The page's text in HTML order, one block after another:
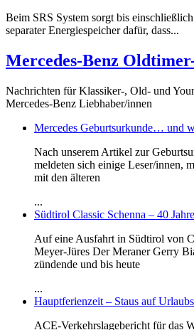
Beim SRS System sorgt bis
separater Energiespeicher dafür, dass...
Mercedes-Benz
Nachrichten für Klassiker-, Old- und
Mercedes-Benz Liebhaber/innen
Mercedes Geburtsurkunde… und
Nach unserem Artikel zur
meldeten sich einige Leser/innen,
mit den älteren
...
Südtirol Classic Schenna – 40
Auf eine Ausfahrt in Südtirol von
Meyer-Jüres Der Meraner Gerry
zündende und bis heute
...
Hauptferienzeit – Staus auf
ACE-Verkehrslagebericht für das